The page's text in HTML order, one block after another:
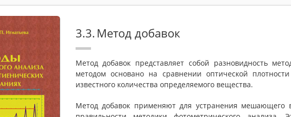
3.3. Метод добавок
Метод добавок представляет собой разновидность
методом основано на сравнении оптической
известного количества определяемого вещества.
Метод добавок применяют для устранения мешающего